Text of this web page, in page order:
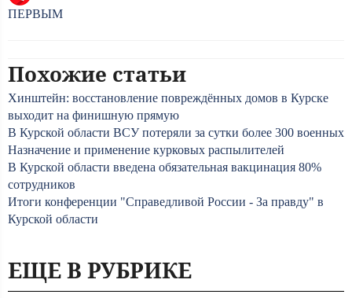
ПЕРВЫМ
Похожие статьи
Хинштейн: восстановление повреждённых домов в Курске
выходит на финишную прямую
В Курской области ВСУ потеряли за сутки более 300 военных
Назначение и применение курковых распылителей
В Курской области введена обязательная вакцинация 80%
сотрудников
Итоги конференции "Справедливой России - За правду" в
Курской области
ЕЩЕ В РУБРИКЕ